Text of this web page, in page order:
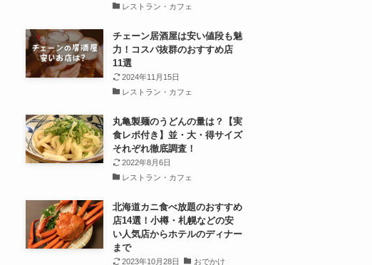
レストラン・カフェ
チェーン居酒屋は安い値段も魅
力！コスパ抜群のおすすめ店
11選
2024年11月15日
レストラン・カフェ
丸亀製麺のうどんの量は？【実
食レポ付き】並・大・得サイズ
それぞれ徹底調査！
2022年8月6日
レストラン・カフェ
北海道カニ食べ放題のおすすめ
店14選！小樽・札幌などの安
い人気店からホテルのディナー
まで
2023年10月28日 おでかけ